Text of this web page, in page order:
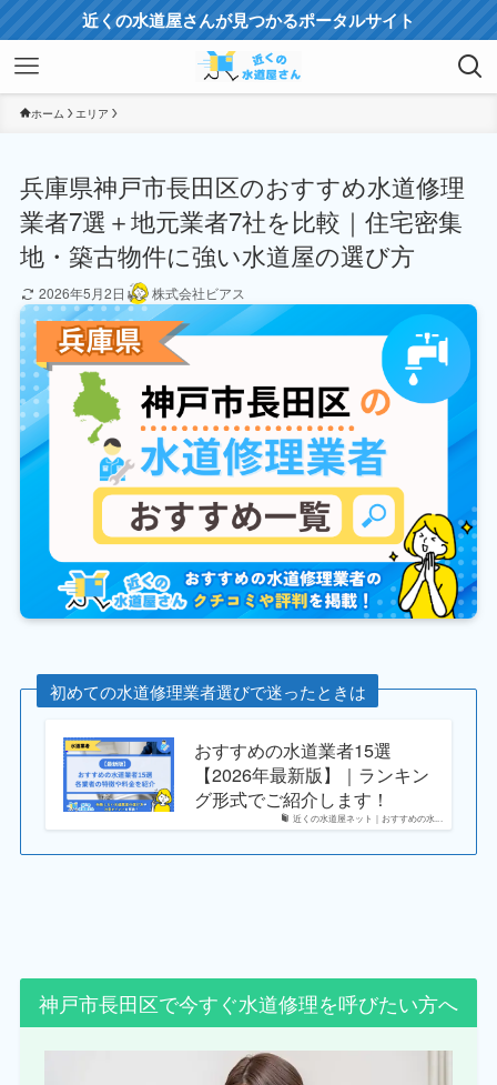
近くの水道屋さんが見つかるポータルサイト
ホーム エリア
兵庫県神戸市長田区のおすすめ水道修理
業者7選＋地元業者7社を比較｜住宅密集
地・築古物件に強い水道屋の選び方
2026年5月2日 株式会社ビアス
初めての水道修理業者選びで迷ったときは
近くの水道屋ネット｜おすすめの水...
おすすめの水道業者15選
【2026年最新版】｜ランキン
グ形式でご紹介します！
神戸市長田区で今すぐ水道修理を呼びたい方へ